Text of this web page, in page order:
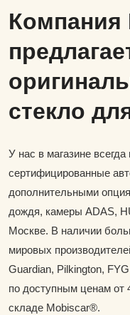
Компания
стекло
У нас в магазине
сертифицированные
дополнительными
дождя, камеры ADAS,
Москве. В наличии
мировых
Guardian, Pilkington,
по доступным ценам от
складе Mobiscar®.